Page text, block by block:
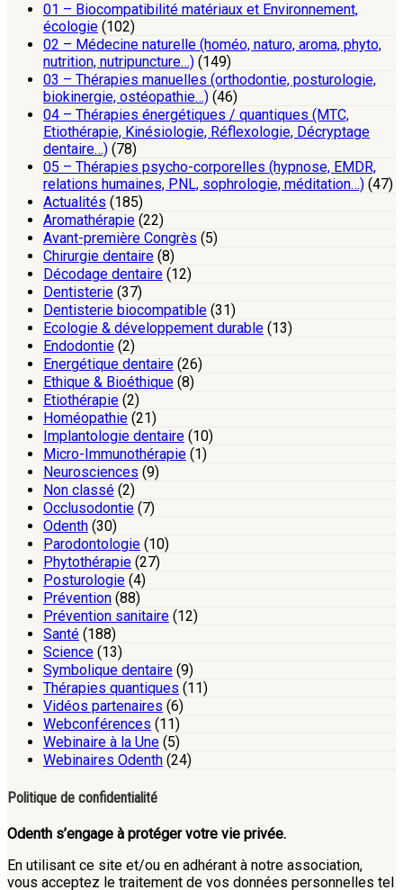
01 – Biocompatibilité matériaux et Environnement,
écologie (102)
02 – Médecine naturelle (homéo, naturo, aroma, phyto,
nutrition, nutripuncture…) (149)
03 – Thérapies manuelles (orthodontie, posturologie,
biokinergie, ostéopathie…) (46)
04 – Thérapies énergétiques / quantiques (MTC,
Etiothérapie, Kinésiologie, Réflexologie, Décryptage
dentaire…) (78)
05 – Thérapies psycho-corporelles (hypnose, EMDR,
relations humaines, PNL, sophrologie, méditation…) (47)
Actualités (185)
Aromathérapie (22)
Avant-première Congrès (5)
Chirurgie dentaire (8)
Décodage dentaire (12)
Dentisterie (37)
Dentisterie biocompatible (31)
Ecologie & développement durable (13)
Endodontie (2)
Energétique dentaire (26)
Ethique & Bioéthique (8)
Etiothérapie (2)
Homéopathie (21)
Implantologie dentaire (10)
Micro-Immunothérapie (1)
Neurosciences (9)
Non classé (2)
Occlusodontie (7)
Odenth (30)
Parodontologie (10)
Phytothérapie (27)
Posturologie (4)
Prévention (88)
Prévention sanitaire (12)
Santé (188)
Science (13)
Symbolique dentaire (9)
Thérapies quantiques (11)
Vidéos partenaires (6)
Webconférences (11)
Webinaire à la Une (5)
Webinaires Odenth (24)
Politique de confidentialité
Odenth s’engage à protéger votre vie privée.
En utilisant ce site et/ou en adhérant à notre association,
vous acceptez le traitement de vos données personnelles tel